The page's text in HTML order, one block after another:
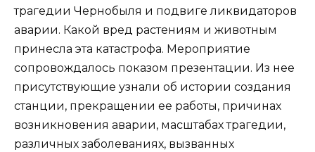
трагедии Чернобыля и подвиге ликвидаторов
аварии. Какой вред растениям и животным
принесла эта катастрофа. Мероприятие
сопровождалось показом презентации. Из нее
присутствующие узнали об истории создания
станции, прекращении ее работы, причинах
возникновения аварии, масштабах трагедии,
различных заболеваниях, вызванных